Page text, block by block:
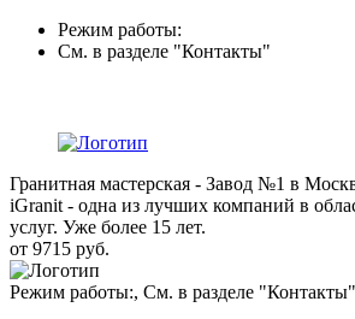
Режим работы:
См. в разделе "Контакты"
Гранитная мастерская - Завод №1 в
iGranit - одна из лучших компаний в
услуг. Уже более 15 лет.
от 9715 руб.
Режим работы:, См. в разделе "Контакты"